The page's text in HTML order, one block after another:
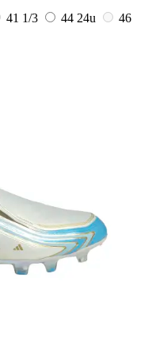
41 1/3 44 24u
46